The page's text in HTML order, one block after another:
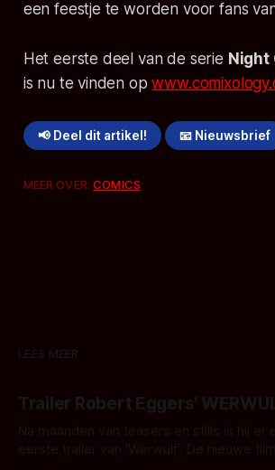
een feestje te worden voor fans
Het eerste deel van de serie Night
is nu te vinden op
📢 Deel dit artikel! 📧 Nieuwsbrief
MEER OVER:COMICS
LEES MEER
Trailer Robert Eggers'
Na maanden van teasers en stills is hij er
eerste trailer van 'Werwulf'. De nieuwe